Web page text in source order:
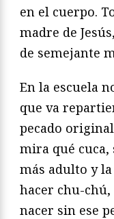
en el cuerpo.
madre de
de semejante
En la escuela
que va
pecado
mira qué cuca,
más adulto y
hacer chu-
nacer sin ese